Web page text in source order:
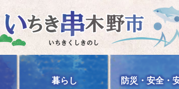
暮らし 防災・安全・